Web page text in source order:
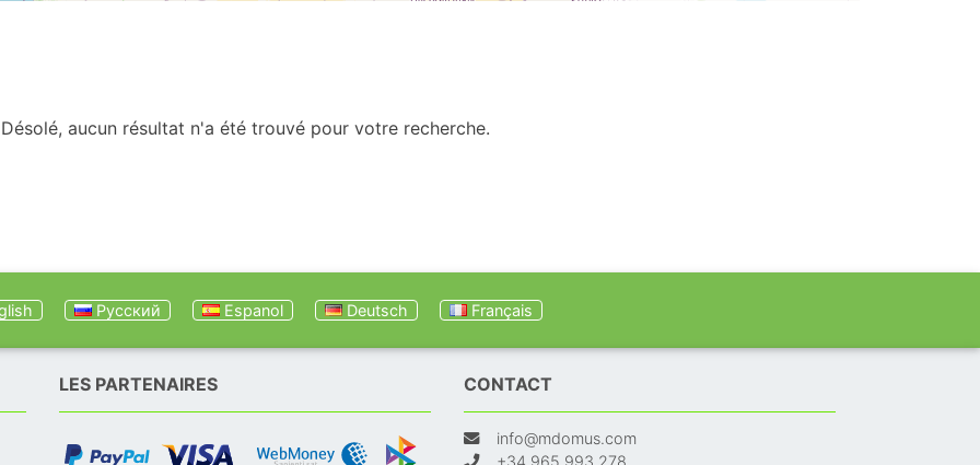
Désolé, aucun résultat n'a été trouvé pour votre recherche.
Русский Espanol Deutsch Français
LES PARTENAIRES CONTACT
info@mdomus.com
+34 965 993 278